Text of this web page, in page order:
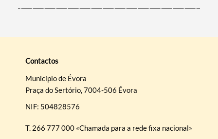
Contactos
Município de Évora
Praça do Sertório, 7004-506 Évora
NIF: 504828576
T. 266 777 000 «Chamada para a rede fixa nacional»